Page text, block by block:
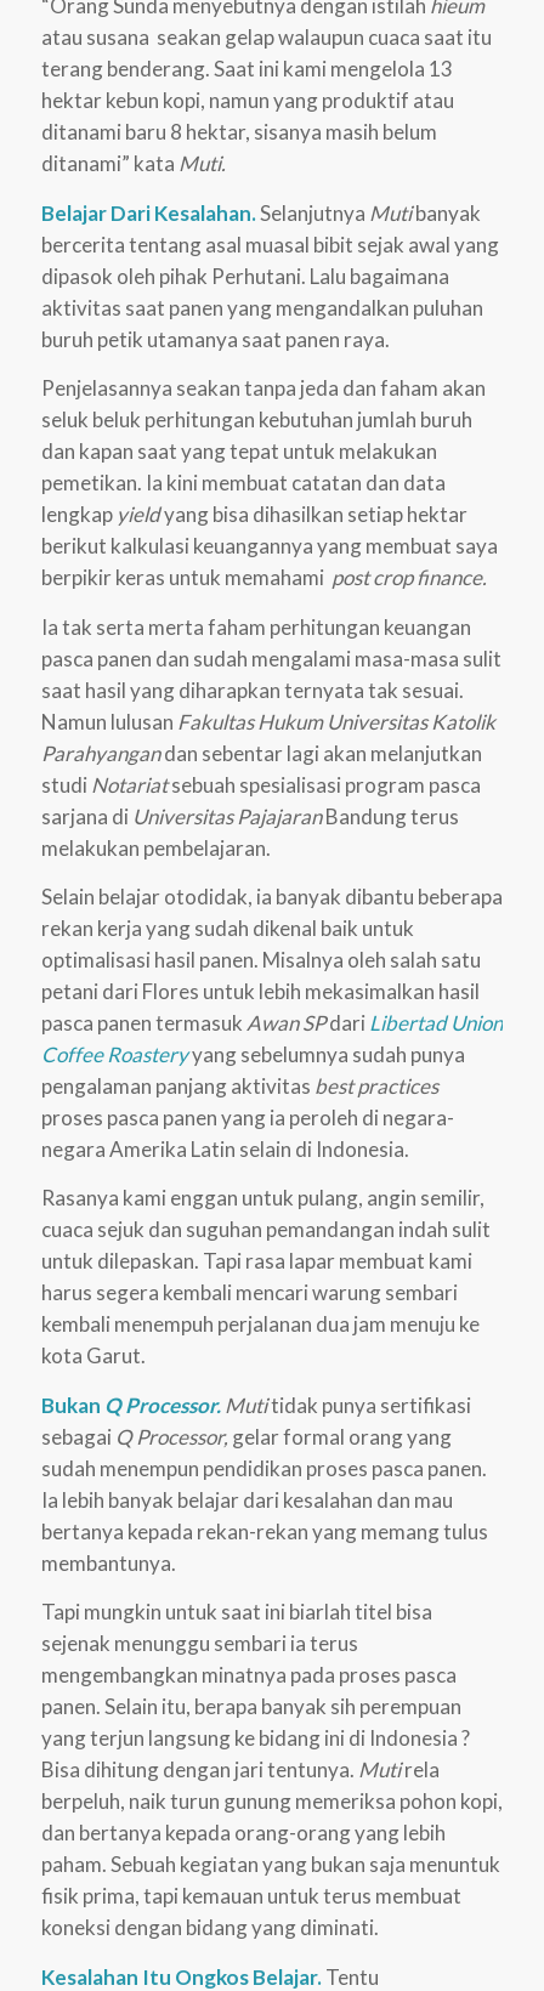
“Orang Sunda menyebutnya dengan istilah hieum
atau susana seakan gelap walaupun cuaca saat itu
terang benderang. Saat ini kami mengelola 13
hektar kebun kopi, namun yang produktif atau
ditanami baru 8 hektar, sisanya masih belum
ditanami” kata Muti.
Belajar Dari Kesalahan.Selanjutnya Mutibanyak
bercerita tentang asal muasal bibit sejak awal yang
dipasok oleh pihak Perhutani. Lalu bagaimana
aktivitas saat panen yang mengandalkan puluhan
buruh petik utamanya saat panen raya.
Penjelasannya seakan tanpa jeda dan faham akan
seluk beluk perhitungan kebutuhan jumlah buruh
dan kapan saat yang tepat untuk melakukan
pemetikan. Ia kini membuat catatan dan data
lengkap yieldyang bisa dihasilkan setiap hektar
berikut kalkulasi keuangannya yang membuat saya
berpikir keras untuk memahami post crop finance.
Ia tak serta merta faham perhitungan keuangan
pasca panen dan sudah mengalami masa-masa sulit
saat hasil yang diharapkan ternyata tak sesuai.
Namun lulusan Fakultas Hukum Universitas Katolik
Parahyangandan sebentar lagi akan melanjutkan
studi Notariatsebuah spesialisasi program pasca
sarjana di Universitas PajajaranBandung terus
melakukan pembelajaran.
Selain belajar otodidak, ia banyak dibantu beberapa
rekan kerja yang sudah dikenal baik untuk
optimalisasi hasil panen. Misalnya oleh salah satu
petani dari Flores untuk lebih mekasimalkan hasil
pasca panen termasuk Awan SPdari Libertad Union
Coffee Roasteryyang sebelumnya sudah punya
pengalaman panjang aktivitas best practices
proses pasca panen yang ia peroleh di negara-
negara Amerika Latin selain di Indonesia.
Rasanya kami enggan untuk pulang, angin semilir,
cuaca sejuk dan suguhan pemandangan indah sulit
untuk dilepaskan. Tapi rasa lapar membuat kami
harus segera kembali mencari warung sembari
kembali menempuh perjalanan dua jam menuju ke
kota Garut.
Bukan Q Processor. Mutitidak punya sertifikasi
sebagai Q Processor, gelar formal orang yang
sudah menempun pendidikan proses pasca panen.
Ia lebih banyak belajar dari kesalahan dan mau
bertanya kepada rekan-rekan yang memang tulus
membantunya.
Tapi mungkin untuk saat ini biarlah titel bisa
sejenak menunggu sembari ia terus
mengembangkan minatnya pada proses pasca
panen. Selain itu, berapa banyak sih perempuan
yang terjun langsung ke bidang ini di Indonesia ?
Bisa dihitung dengan jari tentunya. Mutirela
berpeluh, naik turun gunung memeriksa pohon kopi,
dan bertanya kepada orang-orang yang lebih
paham. Sebuah kegiatan yang bukan saja menuntuk
fisik prima, tapi kemauan untuk terus membuat
koneksi dengan bidang yang diminati.
Kesalahan Itu Ongkos Belajar.Tentu